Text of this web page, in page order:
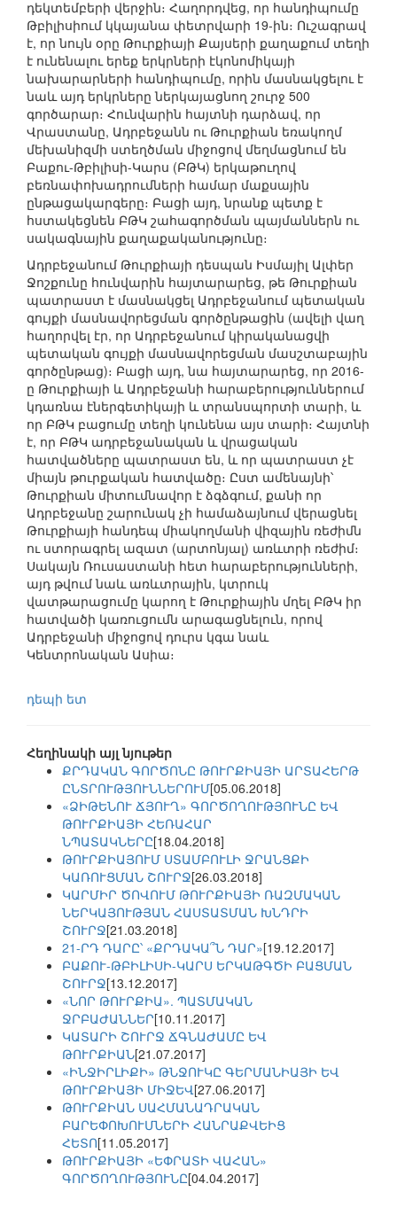
դեկտեմբերի վերջին։ Հաղորդվեց, որ հանդիպումը
Թբիլիսիում կկայանա փետրվարի 19-ին։ Ուշագրավ
է, որ նույն օրը Թուրքիայի Քայսերի քաղաքում տեղի
է ունենալու երեք երկրների էկոնոմիկայի
նախարարների հանդիպումը, որին մասնակցելու է
նաև այդ երկրները ներկայացնող շուրջ 500
գործարար։ Հունվարին հայտնի դարձավ, որ
Վրաստանը, Ադրբեջանն ու Թուրքիան եռակողմ
մեխանիզմի ստեղծման միջոցով մեղմացնում են
Բաքու-Թբիլիսի-Կարս (ԲԹԿ) երկաթուղով
բեռնափոխադրումների համար մաքսային
ընթացակարգերը։ Բացի այդ, նրանք պետք է
հստակեցնեն ԲԹԿ շահագործման պայմաններն ու
սակագնային քաղաքականությունը։
Ադրբեջանում Թուրքիայի դեսպան Իսմայիլ Ալփեր
Ջոշքունը հունվարին հայտարարեց, թե Թուրքիան
պատրաստ է մասնակցել Ադրբեջանում պետական
գույքի մասնավորեցման գործընթացին (ավելի վաղ
հաղորվել էր, որ Ադրբեջանում կիրականացվի
պետական գույքի մասնավորեցման մասշտաբային
գործընթաց)։ Բացի այդ, նա հայտարարեց, որ 2016-
ը Թուրքիայի և Ադրբեջանի հարաբերություններում
կդառնա էներգետիկայի և տրանսպորտի տարի, և
որ ԲԹԿ բացումը տեղի կունենա այս տարի։ Հայտնի
է, որ ԲԹԿ ադրբեջանական և վրացական
հատվածները պատրաստ են, և որ պատրաստ չէ
միայն թուրքական հատվածը։ Ըստ ամենայնի՝
Թուրքիան միտումնավոր է ձգձգում, քանի որ
Ադրբեջանը շարունակ չի համաձայնում վերացնել
Թուրքիայի հանդեպ միակողմանի վիզային ռեժիմն
ու ստորագրել ազատ (արտոնյալ) առևտրի ռեժիմ։
Սակայն Ռուսաստանի հետ հարաբերությունների,
այդ թվում նաև առևտրային, կտրուկ
վատթարացումը կարող է Թուրքիային մղել ԲԹԿ իր
հատվածի կառուցումն արագացնելուն, որով
Ադրբեջանի միջոցով դուրս կգա նաև
Կենտրոնական Ասիա։
դեպի ետ
Հեղինակի այլ նյութեր
ՔՐԴԱԿԱՆ ԳՈՐԾՈՆԸ ԹՈՒՐՔԻԱՅԻ ԱՐՏԱՀԵՐԹ
ԸՆՏՐՈՒԹՅՈՒՆՆԵՐՈՒՄ[05.06.2018]
«ՁԻԹԵՆՈՒ ՃՅՈՒՂ» ԳՈՐԾՈՂՈՒԹՅՈՒՆԸ ԵՎ
ԹՈՒՐՔԻԱՅԻ ՀԵՌԱՀԱՐ
ՆՊԱՏԱԿՆԵՐԸ[18.04.2018]
ԹՈՒՐՔԻԱՅՈՒՄ ՍՏԱՄԲՈՒԼԻ ՋՐԱՆՑՔԻ
ԿԱՌՈՒՑՄԱՆ ՇՈՒՐՋ[26.03.2018]
ԿԱՐՄԻՐ ԾՈՎՈՒՄ ԹՈՒՐՔԻԱՅԻ ՌԱԶՄԱԿԱՆ
ՆԵՐԿԱՅՈՒԹՅԱՆ ՀԱՍՏԱՏՄԱՆ ԽՆԴՐԻ
ՇՈՒՐՋ[21.03.2018]
21-ՐԴ ԴԱՐԸ՝ «ՔՐԴԱԿԱ՞Ն ԴԱՐ»[19.12.2017]
ԲԱՔՈՒ-ԹԲԻԼԻՍԻ-ԿԱՐՍ ԵՐԿԱԹԳԾԻ ԲԱՑՄԱՆ
ՇՈՒՐՋ[13.12.2017]
«ՆՈՐ ԹՈՒՐՔԻԱ». ՊԱՏՄԱԿԱՆ
ՋՐԲԱԺԱՆՆԵՐ[10.11.2017]
ԿԱՏԱՐԻ ՇՈՒՐՋ ՃԳՆԱԺԱՄԸ ԵՎ
ԹՈՒՐՔԻԱՆ[21.07.2017]
«ԻՆՋԻՐԼԻՔԻ» ԹՆՋՈՒԿԸ ԳԵՐՄԱՆԻԱՅԻ ԵՎ
ԹՈՒՐՔԻԱՅԻ ՄԻՋԵՎ[27.06.2017]
ԹՈՒՐՔԻԱՆ ՍԱՀՄԱՆԱԴՐԱԿԱՆ
ԲԱՐԵՓՈԽՈՒՄՆԵՐԻ ՀԱՆՐԱՔՎԵԻՑ
ՀԵՏՈ[11.05.2017]
ԹՈՒՐՔԻԱՅԻ «ԵՓՐԱՏԻ ՎԱՀԱՆ»
ԳՈՐԾՈՂՈՒԹՅՈՒՆԸ[04.04.2017]